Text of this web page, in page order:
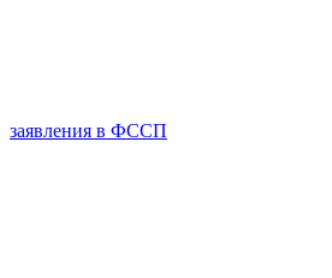
заявления в ФССП